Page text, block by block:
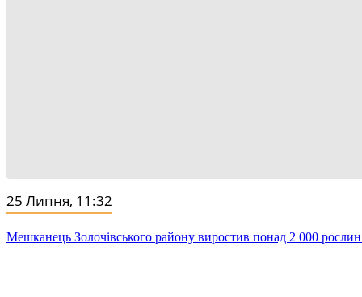
25 Липня, 11:32
Мешканець Золочівського району виростив понад 2 000